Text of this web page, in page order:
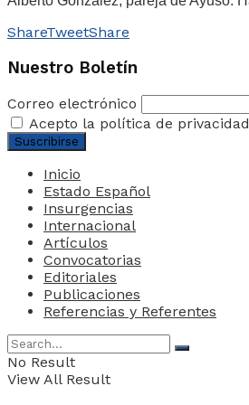
ShareTweetShare
Nuestro Boletín
Correo electrónico
Acepto la política de privacidad
Inicio
Estado Español
Insurgencias
Internacional
Artículos
Convocatorias
Editoriales
Publicaciones
Referencias y Referentes
No Result
View All Result